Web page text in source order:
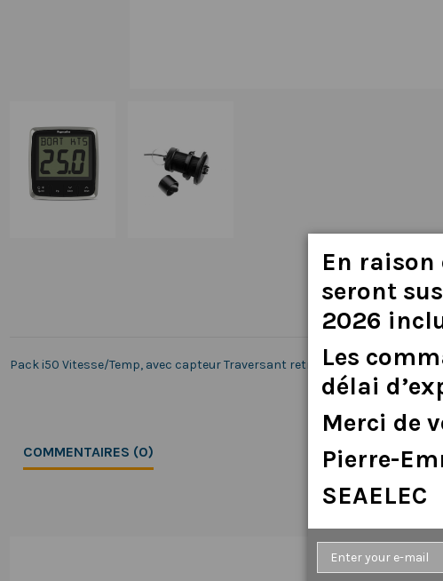
Pack i50 Vitesse/Temp, avec capteur Traversant retractable P120 (E26031)
COMMENTAIRES (0)
En raison
seront
2026
Les
délai d’
Merci de
Pierre-
SEAELEC